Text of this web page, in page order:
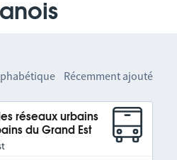
Récemment ajouté
réseaux urbains
du Grand Est